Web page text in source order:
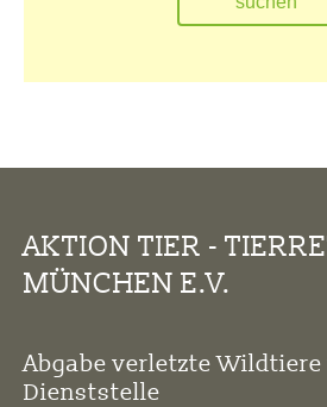
AKTION TIER -
MÜNCHEN E.V.
Abgabe verletzte Wildtiere
Dienststelle